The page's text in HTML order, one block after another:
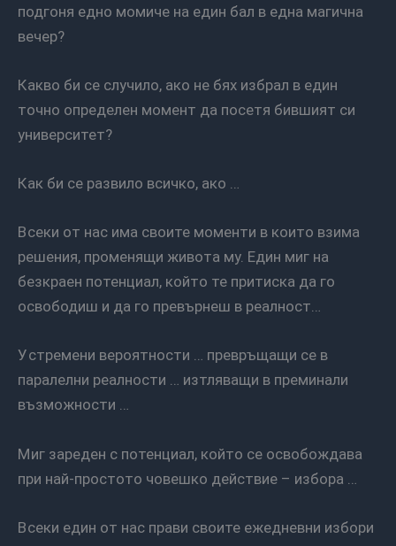
подгоня едно момиче на един бал в една магична
вечер?
Какво би се случило, ако не бях избрал в един
точно определен момент да посетя бившият си
университет?
Как би се развило всичко, ако …
Всеки от нас има своите моменти в които взима
решения, променящи живота му. Един миг на
безкраен потенциал, който те притиска да го
освободиш и да го превърнеш в реалност…
Устремени вероятности … превръщащи се в
паралелни реалности … изтляващи в преминали
възможности …
Миг зареден с потенциал, който се освобождава
при най-простото човешко действие – избора …
Всеки един от нас прави своите ежедневни избори